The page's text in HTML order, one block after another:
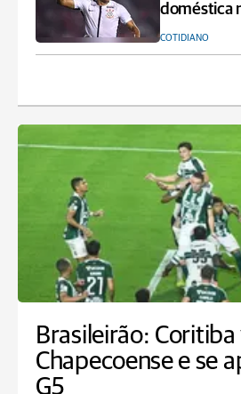
doméstica
COTIDIANO
Brasileirão:
Chapecoense e se
G5